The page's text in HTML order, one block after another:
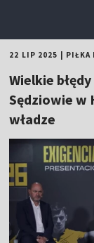
22 LIP 2025 PIŁKA
Wielkie
Sędziowie w
władze